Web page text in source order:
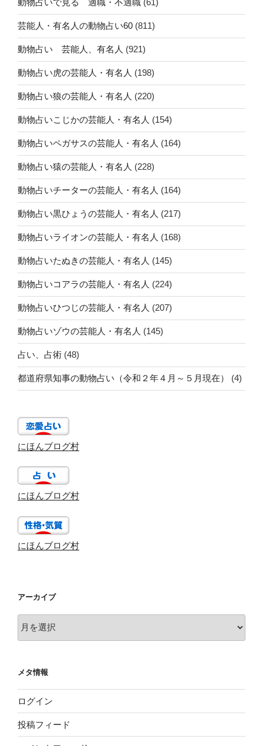
動物占いで見る 適職・不適職 (61)
芸能人・有名人の動物占い60 (811)
動物占い 芸能人、有名人 (921)
動物占い虎の芸能人・有名人 (198)
動物占い狼の芸能人・有名人 (220)
動物占いこじかの芸能人・有名人 (154)
動物占いペガサスの芸能人・有名人 (164)
動物占い猿の芸能人・有名人 (228)
動物占いチーターの芸能人・有名人 (164)
動物占い黒ひょうの芸能人・有名人 (217)
動物占いライオンの芸能人・有名人 (168)
動物占いたぬきの芸能人・有名人 (145)
動物占いコアラの芸能人・有名人 (224)
動物占いひつじの芸能人・有名人 (207)
動物占いゾウの芸能人・有名人 (145)
占い、占術 (48)
都道府県知事の動物占い（令和２年４月～５月現在） (4)
にほんブログ村
にほんブログ村
にほんブログ村
アーカイブ
ー
ブ
メタ情報
ログイン
投稿フィード